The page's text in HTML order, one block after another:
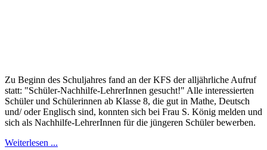
Zu Beginn des Schuljahres fand an der KFS der alljährliche Aufruf
statt: "Schüler-Nachhilfe-LehrerInnen gesucht!" Alle interessierten
Schüler und Schülerinnen ab Klasse 8, die gut in Mathe, Deutsch
und/ oder Englisch sind, konnten sich bei Frau S. König melden und
sich als Nachhilfe-LehrerInnen für die jüngeren Schüler bewerben.
Weiterlesen ...